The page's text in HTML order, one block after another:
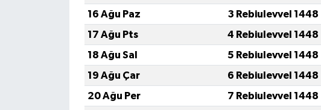
16 Ağu Paz
3 Rebiulevvel 1448
17 Ağu Pts
4 Rebiulevvel 1448
18 Ağu Sal
5 Rebiulevvel 1448
19 Ağu Çar
6 Rebiulevvel 1448
20 Ağu Per
7 Rebiulevvel 1448